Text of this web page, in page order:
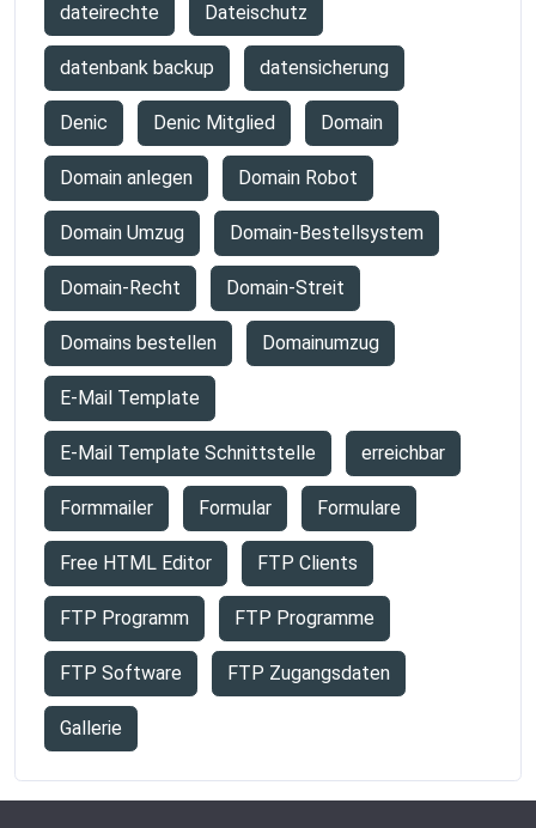
dateirechte Dateischutz
datenbank backup datensicherung
Denic Denic Mitglied Domain
Domain anlegen Domain Robot
Domain Umzug Domain-Bestellsystem
Domain-Recht Domain-Streit
Domains bestellen Domainumzug
E-Mail Template
E-Mail Template Schnittstelle erreichbar
Formmailer Formular Formulare
Free HTML Editor FTP Clients
FTP Programm FTP Programme
FTP Software FTP Zugangsdaten
Gallerie